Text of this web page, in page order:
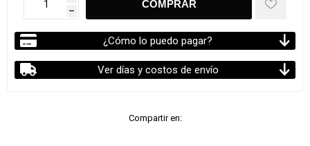
h
¿Cómo lo puedo pagar?
Ver días y costos de envío
Compartir en: